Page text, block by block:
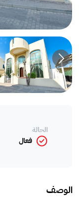
الحالة
فعال
الوصف